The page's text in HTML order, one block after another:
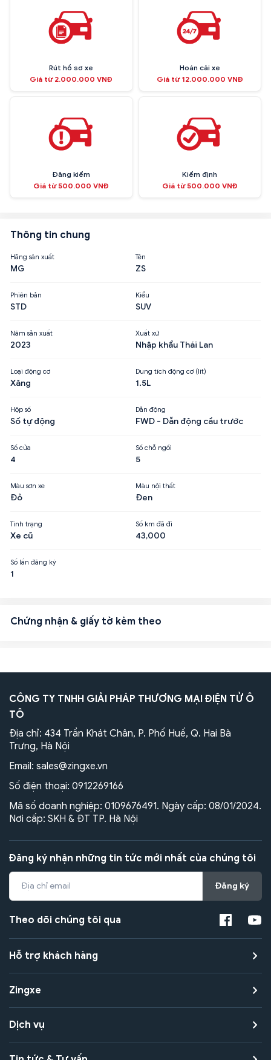
Rút hồ sơ xe
Giá từ 2.000.000 VNĐ
Hoán cải xe
Giá từ 12.000.000 VNĐ
Đăng kiểm
Giá từ 500.000 VNĐ
Kiểm định
Giá từ 500.000 VNĐ
Thông tin chung
Hãng sản xuất
MG
Tên
ZS
Phiên bản
STD
Kiểu
SUV
Năm sản xuất
2023
Xuất xứ
Nhập khẩu Thái Lan
Loại động cơ
Xăng
Dung tích động cơ (lít)
1.5L
Hộp số
Số tự động
Dẫn động
FWD - Dẫn động cầu trước
Số cửa
4
Số chỗ ngồi
5
Màu sơn xe
Đỏ
Màu nội thất
Đen
Tình trạng
Xe cũ
Số km đã đi
43,000
Số lần đăng ký
1
Chứng nhận & giấy tờ kèm theo
CÔNG TY TNHH GIẢI PHÁP THƯƠNG MẠI ĐIỆN TỬ Ô
TÔ
Địa chỉ: 434 Trần Khát Chân, P. Phố Huế, Q. Hai Bà
Trưng, Hà Nội
Email: sales@zingxe.vn
Số điện thoại: 0912269166
Mã số doanh nghiệp: 0109676491. Ngày cấp: 08/01/2024.
Nơi cấp: SKH & ĐT TP. Hà Nội
Đăng ký nhận những tin tức mới nhất của chúng tôi
Đăng ký
Theo dõi chúng tôi qua
Hỗ trợ khách hàng
Zingxe
Dịch vụ